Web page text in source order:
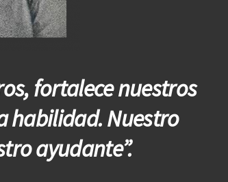
fortalece nuestros
habilidad. Nuestro
ayudante”.